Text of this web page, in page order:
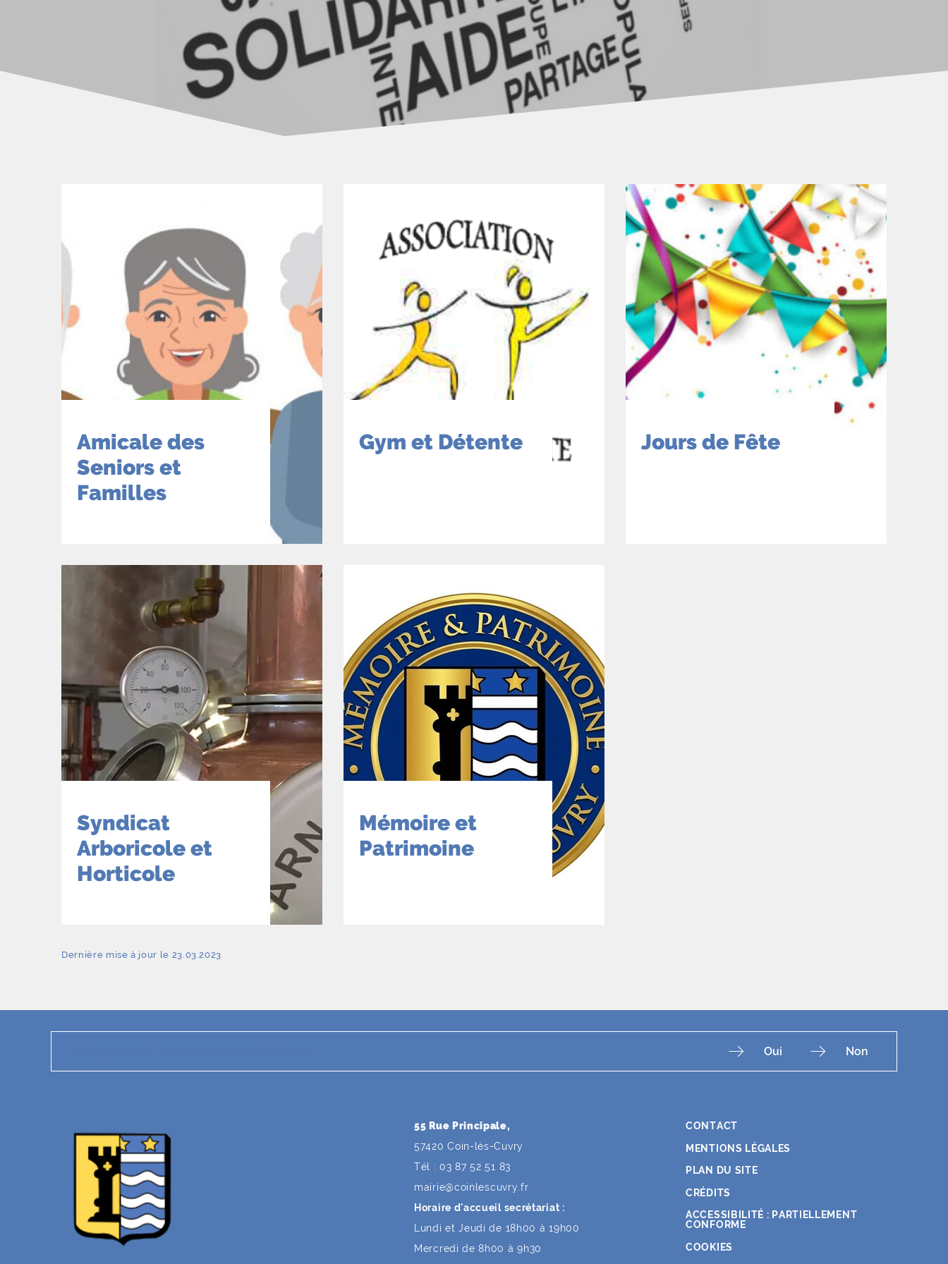
Amicale des
Seniors et
Familles
Gym et Détente Jours de Fête
Syndicat
Arboricole et
Horticole
Mémoire et
Patrimoine
Dernière mise à jour le 23.03.2023
Non
Oui
55 Rue Principale,
57420 Coin-lès-Cuvry
Tél : 03 87 52 51 83
mairie@coinlescuvry .fr
Horaire d'accueil secrétariat :
Lundi et Jeudi de 18h00 à 19h00
Mercredi de 8h00 à 9h30
CONTACT
MENTIONS LÉGALES
PLAN DU SITE
CRÉDITS
ACCESSIBILITÉ : PARTIELLEMENT
CONFORME
COOKIES